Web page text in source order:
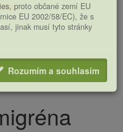
proto občané zemí EU
EU 2002/58/EC), že s
jinak musí tyto stránky
Rozumím a souhlasím